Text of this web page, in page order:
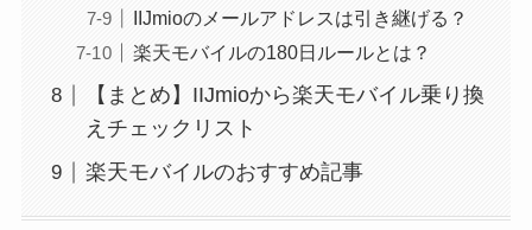
IIJmioのメールアドレスは引き継げる？
楽天モバイルの180日ルールとは？
【まとめ】IIJmioから楽天モバイル乗り換
えチェックリスト
楽天モバイルのおすすめ記事